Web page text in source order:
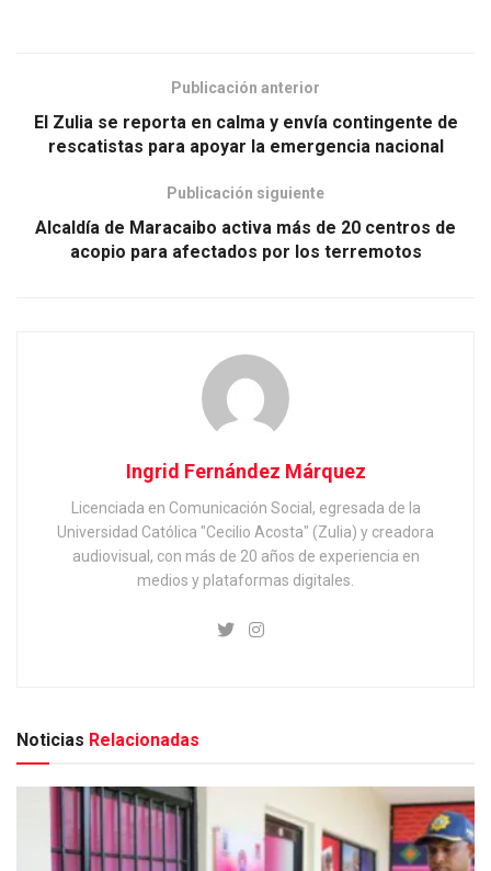
Publicación anterior
El Zulia se reporta en calma y envía contingente de
rescatistas para apoyar la emergencia nacional
Publicación siguiente
Alcaldía de Maracaibo activa más de 20 centros de
acopio para afectados por los terremotos
Ingrid Fernández Márquez
Licenciada en Comunicación Social, egresada de la
Universidad Católica "Cecilio Acosta" (Zulia) y creadora
audiovisual, con más de 20 años de experiencia en
medios y plataformas digitales.
Noticias Relacionadas